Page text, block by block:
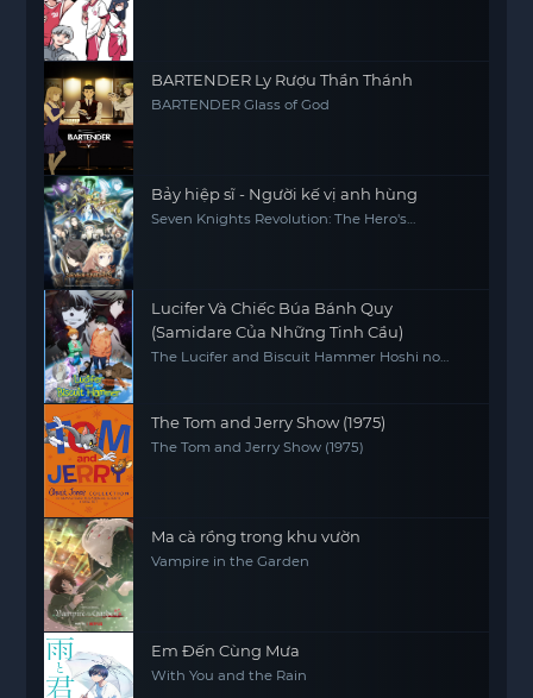
BARTENDER Ly Rượu Thần Thánh
BARTENDER Glass of God
Bảy hiệp sĩ - Người kế vị anh hùng
Seven Knights Revolution: The Hero's
Lucifer Và Chiếc Búa Bánh Quy
(Samidare Của Những Tinh Cầu)
The Lucifer and Biscuit Hammer Hoshi no
The Tom and Jerry Show (1975)
The Tom and Jerry Show (1975)
Ma cà rồng trong khu vườn
Vampire in the Garden
Em Đến Cùng Mưa
With You and the Rain